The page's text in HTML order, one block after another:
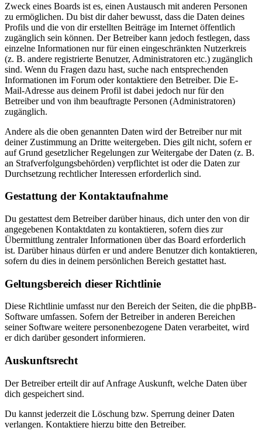
Zweck eines Boards ist es, einen Austausch mit anderen Personen
zu ermöglichen. Du bist dir daher bewusst, dass die Daten deines
Profils und die von dir erstellten Beiträge im Internet öffentlich
zugänglich sein können. Der Betreiber kann jedoch festlegen, dass
einzelne Informationen nur für einen eingeschränkten Nutzerkreis
(z. B. andere registrierte Benutzer, Administratoren etc.) zugänglich
sind. Wenn du Fragen dazu hast, suche nach entsprechenden
Informationen im Forum oder kontaktiere den Betreiber. Die E-
Mail-Adresse aus deinem Profil ist dabei jedoch nur für den
Betreiber und von ihm beauftragte Personen (Administratoren)
zugänglich.
Andere als die oben genannten Daten wird der Betreiber nur mit
deiner Zustimmung an Dritte weitergeben. Dies gilt nicht, sofern er
auf Grund gesetzlicher Regelungen zur Weitergabe der Daten (z. B.
an Strafverfolgungsbehörden) verpflichtet ist oder die Daten zur
Durchsetzung rechtlicher Interessen erforderlich sind.
Gestattung der Kontaktaufnahme
Du gestattest dem Betreiber darüber hinaus, dich unter den von dir
angegebenen Kontaktdaten zu kontaktieren, sofern dies zur
Übermittlung zentraler Informationen über das Board erforderlich
ist. Darüber hinaus dürfen er und andere Benutzer dich kontaktieren,
sofern du dies in deinem persönlichen Bereich gestattet hast.
Geltungsbereich dieser Richtlinie
Diese Richtlinie umfasst nur den Bereich der Seiten, die die phpBB-
Software umfassen. Sofern der Betreiber in anderen Bereichen
seiner Software weitere personenbezogene Daten verarbeitet, wird
er dich darüber gesondert informieren.
Auskunftsrecht
Der Betreiber erteilt dir auf Anfrage Auskunft, welche Daten über
dich gespeichert sind.
Du kannst jederzeit die Löschung bzw. Sperrung deiner Daten
verlangen. Kontaktiere hierzu bitte den Betreiber.